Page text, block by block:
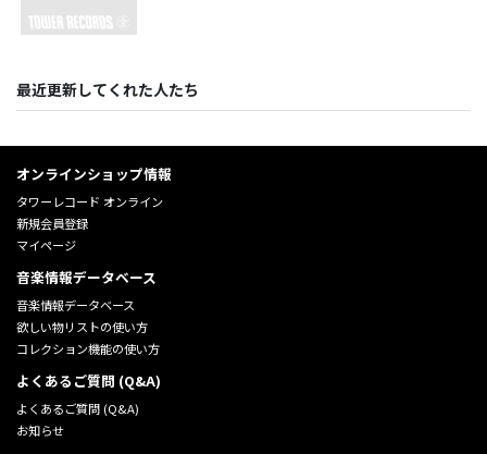
最近更新してくれた人たち
オンラインショップ情報
タワーレコード オンライン
新規会員登録
マイページ
音楽情報データベース
音楽情報データベース
欲しい物リストの使い方
コレクション機能の使い方
よくあるご質問 (Q&A)
よくあるご質問 (Q&A)
お知らせ